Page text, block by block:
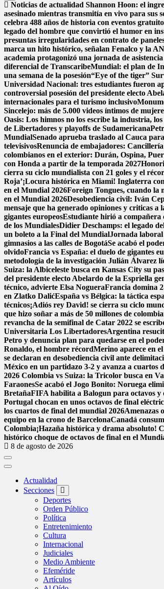
Noticias de actualidad Shannon Hoon: el
asesinado mientras transmitía en vivo para sus
celebra 488 años de historia con eventos
legado del hombre que convirtió el humor en
presuntas irregularidades en contrato de
marca un hito histórico, señalan Fenalco y la
academia protagonizó una jornada de
diferencial de TranscaribeMundial: el plan de
una semana de la posesión“Eye of the tiger”
Universidad Nacional: tres estudiantes fueron
controversial posesión del presidente electo
internacionales para el turismo inclusivo
Sincelejo: más de 5.000 videos íntimos de
Oasis: Los himnos no los escribe la industria, los
de Libertadores y playoffs de Sudamericana
MundialSenado aprueba traslado al Cauca
televisivosRenuncia de embajadores:
colombianos en el exterior: Durán, Ospina,
con Honda a partir de la temporada 2027
cierra su ciclo mundialista con 21 goles y el
Roja’¡Locura histórica en Miami! Inglaterra
en el Mundial 2026Foreign Tongues, cuando la
en el Mundial 2026Desobediencia civil: Iván
mensaje que ha generado opiniones y criticas a
gigantes europeosEstudiante hirió a compañera
de los MundialesDidier Deschamps: el legado
un boleto a la Final del MundialJornada laboral
gimnasios a las calles de BogotáSe acabó el
olvidoFrancia vs España: el duelo de gigantes
metodología de la investigación Julián Álvarez
Suiza: la Albiceleste busca en Kansas City su
del presidente electo Abelardo de la Espriella
técnico, advierte Elsa NogueraFrancia domina
en Zlatko DalićEspaña vs Bélgica: la táctica
técnicos¡Adiós rey David! se cierra su ciclo
que hizo soñar a más de 50 millones de
revancha de la semifinal de Catar 2022 se
Universitaria Los LibertadoresArgentina
Petro y denuncia plan para quedarse en el
Ronaldo, el hombre récordMerino aparece en
se declaran en desobediencia civil ante
México en un partidazo 3-2 y avanza a cuartos
2026 Colombia vs Suiza: la Tricolor busca en
FaraonesSe acabó el Jogo Bonito: Noruega
BretañaFIFA habilita a Balogun para octavos y
Portugal chocan en unos octavos de final
los cuartos de final del mundial 2026Amenazas
equipo en la crono de BarcelonaCanadá
Colombia¡Hazaña histórica y drama absoluto!
histórico choque de octavos de final en el
8 de agosto de 2026
Actualidad
Secciones
Deportes
Orden Público
Política
Entretenimiento
Cultura
Internacional
Judiciales
Medio Ambiente
Efeméride
Artículos